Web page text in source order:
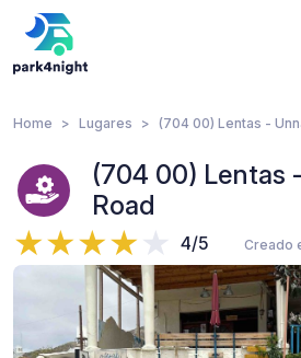
Home Lugares (704 00) Lentas -
(704 00) Lentas
Road
4/5 Creado